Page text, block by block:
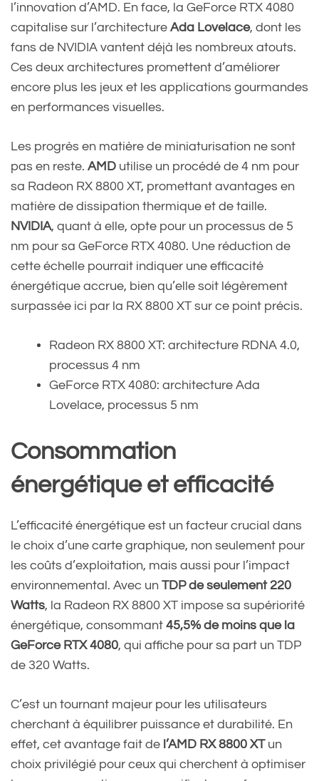
l’innovation d’AMD. En face, la GeForce RTX 4080
capitalise sur l’architecture Ada Lovelace, dont les
fans de NVIDIA vantent déjà les nombreux atouts.
Ces deux architectures promettent d’améliorer
encore plus les jeux et les applications gourmandes
en performances visuelles.
Les progrès en matière de miniaturisation ne sont
pas en reste. AMD utilise un procédé de 4 nm pour
sa Radeon RX 8800 XT, promettant avantages en
matière de dissipation thermique et de taille.
NVIDIA, quant à elle, opte pour un processus de 5
nm pour sa GeForce RTX 4080. Une réduction de
cette échelle pourrait indiquer une efficacité
énergétique accrue, bien qu’elle soit légèrement
surpassée ici par la RX 8800 XT sur ce point précis.
Radeon RX 8800 XT: architecture RDNA 4.0,
processus 4 nm
GeForce RTX 4080: architecture Ada
Lovelace, processus 5 nm
Consommation
énergétique et efficacité
L’efficacité énergétique est un facteur crucial dans
le choix d’une carte graphique, non seulement pour
les coûts d’exploitation, mais aussi pour l’impact
environnemental. Avec un TDP de seulement 220
Watts, la Radeon RX 8800 XT impose sa supériorité
énergétique, consommant 45,5% de moins que la
GeForce RTX 4080, qui affiche pour sa part un TDP
de 320 Watts.
C’est un tournant majeur pour les utilisateurs
cherchant à équilibrer puissance et durabilité. En
effet, cet avantage fait de l’AMD RX 8800 XTun
choix privilégié pour ceux qui cherchent à optimiser